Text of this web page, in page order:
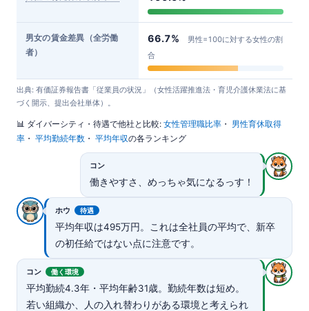
男女の賃金差異（全労働
者）
66.7%
男性=100に対する女性の割
合
出典: 有価証券報告書「従業員の状況」（女性活躍推進法・育児介護休業法に基
づく開示、提出会社単体）。
📊 ダイバーシティ・待遇で他社と比較: 女性管理職比率 ・ 男性育休取得
率 ・ 平均勤続年数 ・ 平均年収の各ランキング
コン
働きやすさ、めっちゃ気になるっす！
ホウ 待遇
平均年収は495万円。これは全社員の平均で、新卒
の初任給ではない点に注意です。
コン 働く環境
平均勤続4.3年・平均年齢31歳。勤続年数は短め。
若い組織か、人の入れ替わりがある環境と考えられ